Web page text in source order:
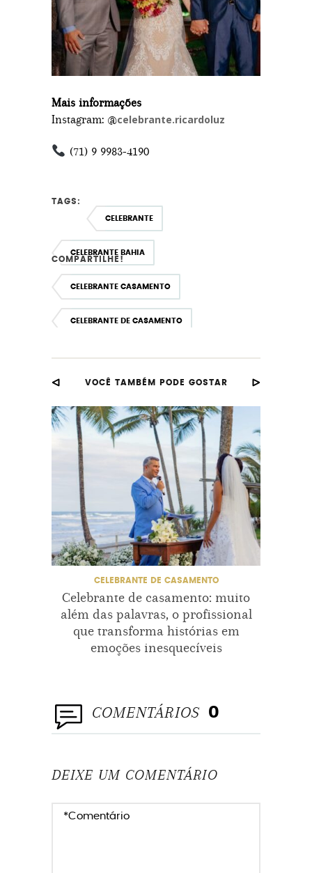
Mais informações
Instagram: @celebrante.ricardoluz
(71) 9 9983-4190
TAGS:
CELEBRANTE
CELEBRANTE BAHIA
CELEBRANTE CASAMENTO
CELEBRANTE DE CASAMENTO
COMPARTILHE!
VOCÊ TAMBÉM PODE GOSTAR
CELEBRANTE DE CASAMENTO
Celebrante de casamento: muito
além das palavras, o profissional
que transforma histórias em
emoções inesquecíveis
COMENTÁRIOS 0
DEIXE UM COMENTÁRIO